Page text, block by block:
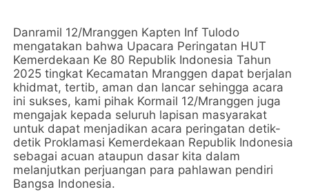
Danramil 12/Mranggen Kapten Inf Tulodo
mengatakan bahwa Upacara Peringatan HUT
Kemerdekaan Ke 80 Republik Indonesia Tahun
2025 tingkat Kecamatan Mranggen dapat berjalan
khidmat, tertib, aman dan lancar sehingga acara
ini sukses, kami pihak Kormail 12/Mranggen juga
mengajak kepada seluruh lapisan masyarakat
untuk dapat menjadikan acara peringatan detik-
detik Proklamasi Kemerdekaan Republik Indonesia
sebagai acuan ataupun dasar kita dalam
melanjutkan perjuangan para pahlawan pendiri
Bangsa Indonesia.